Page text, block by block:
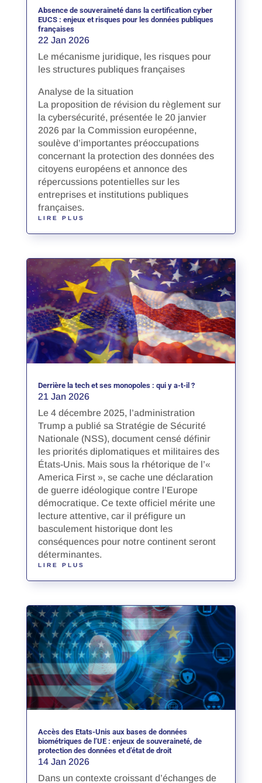
Absence de souveraineté dans la certification cyber
EUCS : enjeux et risques pour les données publiques
françaises
22 Jan 2026
Le mécanisme juridique, les risques pour
les structures publiques françaises
Analyse de la situation
La proposition de révision du règlement sur
la cybersécurité, présentée le 20 janvier
2026 par la Commission européenne,
soulève d’importantes préoccupations
concernant la protection des données des
citoyens européens et annonce des
répercussions potentielles sur les
entreprises et institutions publiques
françaises.
LIRE PLUS
Derrière la tech et ses monopoles : qui y a-t-il ?
21 Jan 2026
Le 4 décembre 2025, l’administration
Trump a publié sa Stratégie de Sécurité
Nationale (NSS), document censé définir
les priorités diplomatiques et militaires des
États-Unis. Mais sous la rhétorique de l’«
America First », se cache une déclaration
de guerre idéologique contre l’Europe
démocratique. Ce texte officiel mérite une
lecture attentive, car il préfigure un
basculement historique dont les
conséquences pour notre continent seront
déterminantes.
LIRE PLUS
Accès des Etats-Unis aux bases de données
biométriques de l’UE : enjeux de souveraineté, de
protection des données et d’état de droit
14 Jan 2026
Dans un contexte croissant d’échanges de